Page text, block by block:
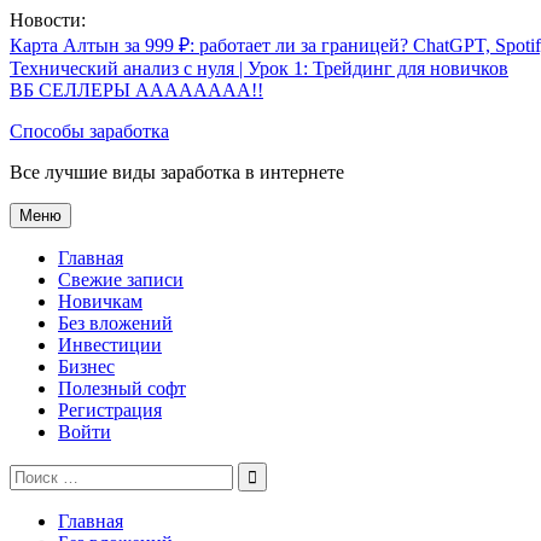
Перейти
к
содержимому
Новости:
Карта Алтын за 999 ₽: работает ли за границей? ChatGPT,
Технический анализ с нуля | Урок 1: Трейдинг для новичков
ВБ СЕЛЛЕРЫ АААААААА!!
Способы заработка
Все лучшие виды заработка в интернете
Меню
Главная
Свежие записи
Новичкам
Без вложений
Инвестиции
Бизнес
Полезный софт
Регистрация
Войти
Поиск
по:
Главная